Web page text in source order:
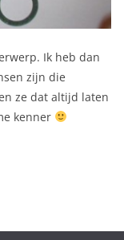
Ik heb dan
zijn die
ze dat altijd laten
kenner